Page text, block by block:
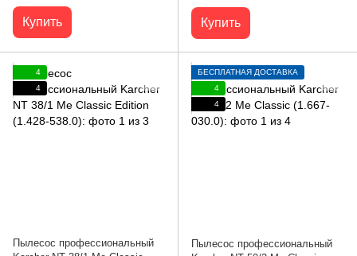
Купить Купить
4
4
Пылесос профессиональный
БЕСПЛАТНАЯ ДОСТАВКА
4
4
Пылесос профессиональный